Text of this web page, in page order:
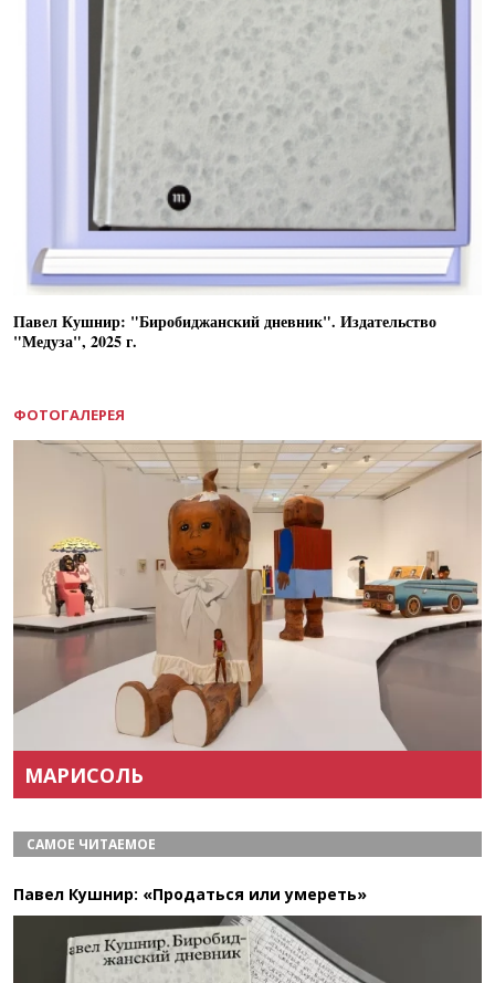
Павел Кушнир: "Биробиджанский дневник". Издательство
"Медуза", 2025 г.
ФОТОГАЛЕРЕЯ
МАРИСОЛЬ
САМОЕ ЧИТАЕМОЕ
Павел Кушнир: «Продаться или умереть»